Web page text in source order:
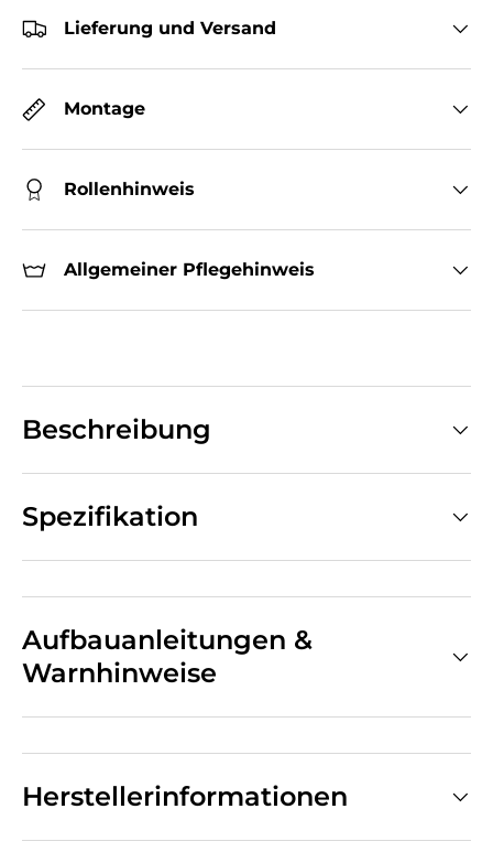
Lieferung und Versand
Montage
Rollenhinweis
Allgemeiner Pflegehinweis
Beschreibung
Spezifikation
Aufbauanleitungen &
Warnhinweise
Herstellerinformationen